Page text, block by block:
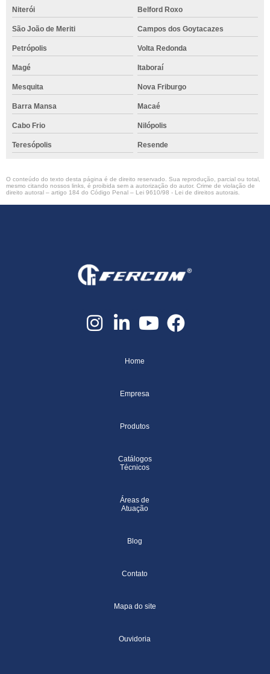
Niterói Belford Roxo
São João de Meriti Campos dos Goytacazes
Petrópolis Volta Redonda
Magé Itaboraí
Mesquita Nova Friburgo
Barra Mansa Macaé
Cabo Frio Nilópolis
Teresópolis Resende
O conteúdo do texto desta página é de direito reservado. Sua reprodução, parcial ou total,
mesmo citando nossos links, é proibida sem a autorização do autor. Crime de violação de
direito autoral – artigo 184 do Código Penal – Lei 9610/98 - Lei de direitos autorais.
Home
Empresa
Produtos
Catálogos
Técnicos
Áreas de
Atuação
Blog
Contato
Mapa do site
Ouvidoria